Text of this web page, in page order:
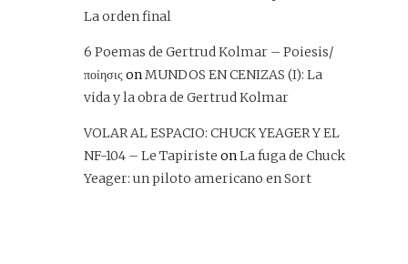
La orden final
6 Poemas de Gertrud Kolmar – Poiesis/
ποίησις onMUNDOS EN CENIZAS (I): La
vida y la obra de Gertrud Kolmar
VOLAR AL ESPACIO: CHUCK YEAGER Y EL
NF-104 – Le Tapiriste onLa fuga de Chuck
Yeager: un piloto americano en Sort